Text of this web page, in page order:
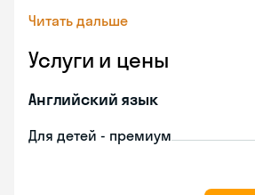
Читать дальше
Услуги и цены
Английский язык
Для детей - премиум